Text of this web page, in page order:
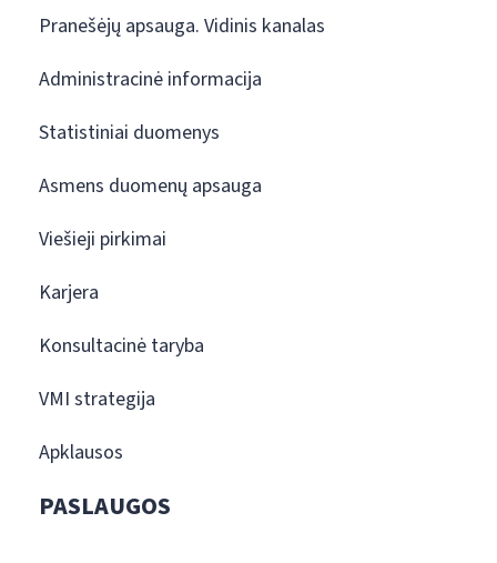
Pranešėjų apsauga. Vidinis kanalas
Administracinė informacija
Statistiniai duomenys
Asmens duomenų apsauga
Viešieji pirkimai
Karjera
Konsultacinė taryba
VMI strategija
Apklausos
PASLAUGOS